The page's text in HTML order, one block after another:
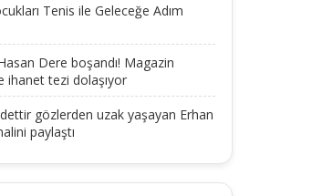
Tenis ile Geleceğe Adım
Dere boşandı! Magazin
ihanet tezi dolaşıyor
gözlerden uzak yaşayan Erhan
paylaştı